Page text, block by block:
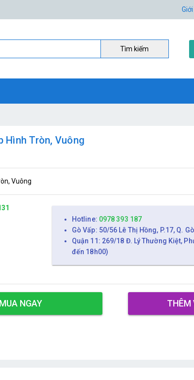
Tìm kiếm
Hình Tròn, Vuông
Vuông
Hotline: 0978 393 187
Gò Vấp: 50/56 Lê Thị Hồng, P.17, Q.
Quận 11: 269/18 Đ. Lý Thường Kiệt,
đến 18h00)
MUA NGAY THÊM